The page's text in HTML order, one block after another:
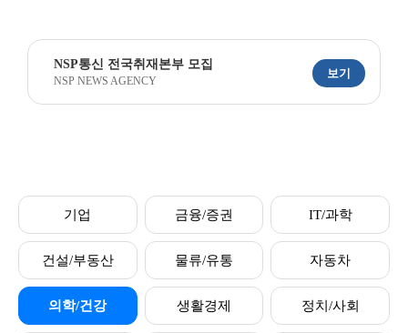
NSP통신 전국취재본부 모집
NSP NEWS AGENCY
보기
기업 금융/증권 IT/과학
건설/부동산 물류/유통 자동차
의학/건강 생활경제 정치/사회